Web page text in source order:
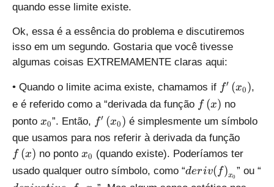
}
}
\i
n
d
m
\l
ef
t(
f
\
ri
quando esse limite existe.
Ok, essa é a essência do problema e discutiremos
isso em um segundo. Gostaria que você tivesse
algumas coisas EXTREMAMENTE claras aqui:
• Quando o limite acima existe, chamamos if f'
\
l
e
f
t
(
{
f′ (x0),
e é referido como a “derivada da função f
\
e
f
t
(
f (x) no
ponto {
{
}
_
x0”. Então, f'
\
e
f
f′ (x0) é simplesmente um símbolo
que usamos para nos referir à derivada da função
\
e
f (x) no ponto{
{
x0 (quando existe). Poderíamos ter
usado qualquer outro símbolo, como “d
e
deriv( f)x0
” ou “